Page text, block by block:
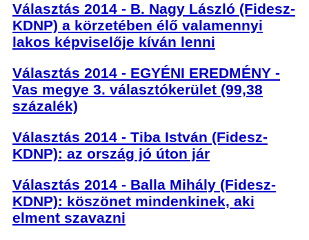
Választás 2014 - B. Nagy László (Fidesz-
KDNP) a körzetében élő valamennyi
lakos képviselője kíván lenni
Választás 2014 - EGYÉNI EREDMÉNY -
Vas megye 3. választókerület (99,38
százalék)
Választás 2014 - Tiba István (Fidesz-
KDNP): az ország jó úton jár
Választás 2014 - Balla Mihály (Fidesz-
KDNP): köszönet mindenkinek, aki
elment szavazni